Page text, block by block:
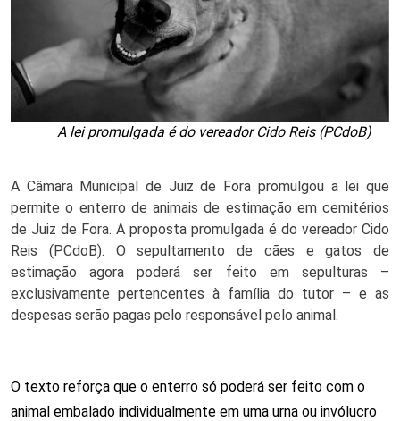
A lei promulgada é do vereador Cido Reis (PCdoB)
A Câmara Municipal de Juiz de Fora promulgou a lei que
permite o enterro de animais de estimação em cemitérios
de Juiz de Fora. A proposta promulgada é do vereador Cido
Reis (PCdoB). O sepultamento de cães e gatos de
estimação agora poderá ser feito em sepulturas –
exclusivamente pertencentes à família do tutor – e as
despesas serão pagas pelo responsável pelo animal.
O texto reforça que o enterro só poderá ser feito com o
animal embalado individualmente em uma urna ou invólucro